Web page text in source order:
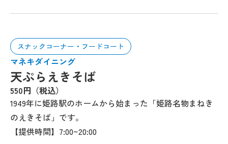
スナックコーナー・フードコート
マネキダイニング
天ぷらえきそば
550円（税込）
1949年に姫路駅のホームから始まった「姫路名物まねき
のえきそば」です。
【提供時間】7:00~20:00